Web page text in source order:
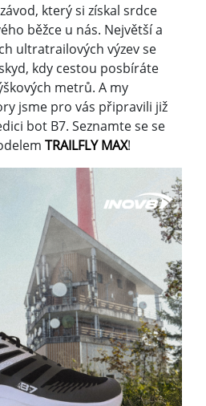
který si získal srdce
běžce u nás. Největší a
ultratrailových výzev se
kdy cestou posbíráte
metrů. A my
jsme pro vás připravili již
bot B7. Seznamte se se
TRAILFLY MAX!